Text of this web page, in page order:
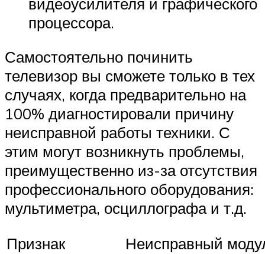
процессора.
Самостоятельно починить
телевизор вы сможете только в тех
случаях, когда предварительно на
100% диагностировали причину
неисправной работы техники. С
этим могут возникнуть проблемы,
преимущественно из-за отсутствия
профессионального оборудования:
мультиметра, осциллографа и т.д.
Признак
Неисправный